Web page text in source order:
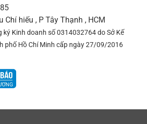
hiếu , P Tây Thạnh , HCM
Kinh doanh số 0314032764 do Sở Kế
phố Hồ Chí Minh cấp ngày 27/09/2016